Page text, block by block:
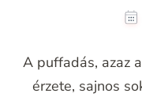
A puffadás, azaz
érzete, sajnos